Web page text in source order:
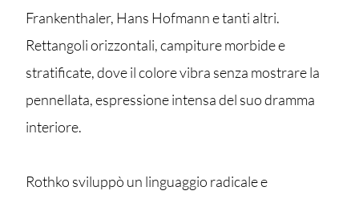
Frankenthaler, Hans Hofmann e tanti altri.
Rettangoli orizzontali, campiture morbide e
stratificate, dove il colore vibra senza mostrare la
pennellata, espressione intensa del suo dramma
interiore.
Rothko sviluppò un linguaggio radicale e